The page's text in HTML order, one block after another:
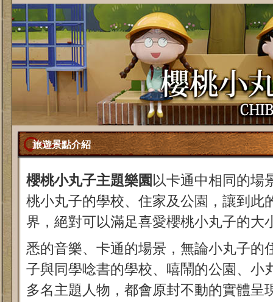
旅遊景點介紹
櫻桃小丸子主題樂園 以卡通中相同的場
桃小丸子的學校、住家及公園，讓到此
界，絕對可以滿足喜愛櫻桃小丸子的大
悉的音樂、卡通的場景，無論小丸子的
子與同學唸書的學校、嘻鬧的公園、小
多名主題人物，都會原封不動的實體呈